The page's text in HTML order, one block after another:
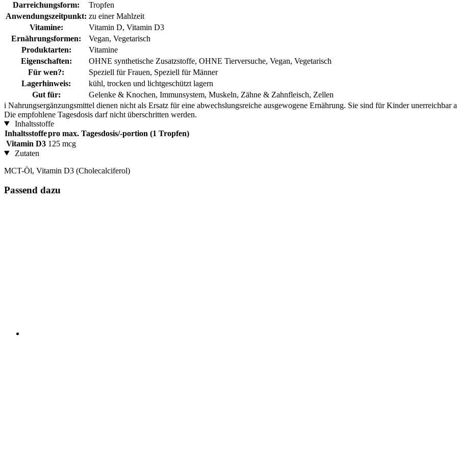
Darreichungsform:
Tropfen
Anwendungszeitpunkt: zu einer Mahlzeit
Vitamine:
Vitamin D, Vitamin D3
Ernährungsformen:
Vegan, Vegetarisch
Produktarten:
Vitamine
Eigenschaften:
OHNE synthetische Zusatzstoffe, OHNE Tierversuche, Vegan, Vegetarisch
Für wen?:
Speziell für Frauen, Speziell für Männer
Lagerhinweis:
kühl, trocken und lichtgeschützt lagern
Gut für:
Gelenke & Knochen, Immunsystem, Muskeln, Zähne & Zahnfleisch, Zellen
i Nahrungsergänzungsmittel dienen nicht als Ersatz für eine abwechslungsreiche ausgewogene Ernährung. Sie sind für Kinder unerreichbar
Die empfohlene Tagesdosis darf nicht überschritten werden.
Inhaltsstoffe
Inhaltsstoffepro max. Tagesdosis/-portion (1 Tropfen)
Vitamin D3 125 mcg
Zutaten
MCT-Öl, Vitamin D3 (Cholecalciferol)
Passend dazu